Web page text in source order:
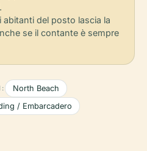
abitanti del posto lascia la
se il contante è sempre
North Beach
/ Embarcadero